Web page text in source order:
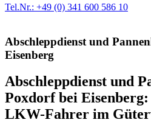
Tel.Nr.: +49 (0) 341 600 586 10
Abschleppdienst und
Eisenberg
Abschleppdienst und
Poxdorf bei
LKW-Fahrer im